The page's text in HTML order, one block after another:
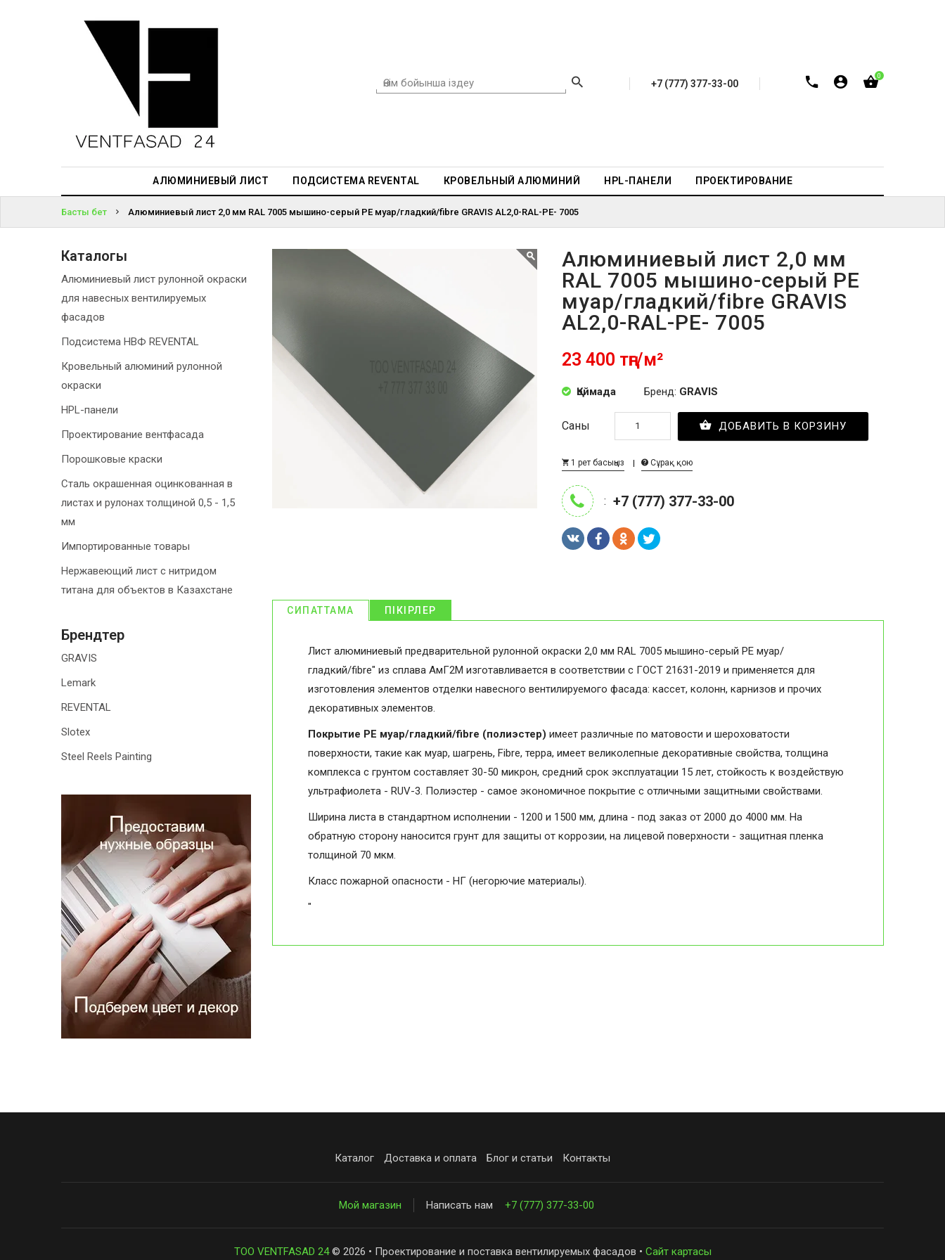
+7 (777) 377-33-00
0
АЛЮМИНИЕВЫЙ ЛИСТ ПОДСИСТЕМА REVENTAL КРОВЕЛЬНЫЙ АЛЮМИНИЙ HPL-ПАНЕЛИ ПРОЕКТИРОВАНИЕ
АЛЮМИНИЕВЫЙ
ПРОЕКТИРОВАНИЕ
КІРІҢІЗ
ПАРОЛЬДІ
БА?
Басты бет Алюминиевый лист 2,0 мм RAL 7005 мышино-серый PE муар/гладкий/fibre GRAVIS AL2,0-RAL-PE- 7005
Алюминиевый лист 2,0 мм
RAL 7005 мышино-серый PE
муар/гладкий/fibre GRAVIS
AL2,0-RAL-PE- 7005
23 400 тңг/м²
Қоймада Бренд: GRAVIS
Саны ДОБАВИТЬ В КОРЗИНУ
1 рет басыңыз Сұрақ қою
: +7 (777) 377-33-00
СИПАТТАМА ПІКІРЛЕР
Лист алюминиевый предварительной рулонной окраски 2,0 мм RAL 7005 мышино-серый PE муар/
гладкий/fibre" из сплава АмГ2М изготавливается в соответствии с ГОСТ 21631-2019 и применяется для
изготовления элементов отделки навесного вентилируемого фасада: кассет, колонн, карнизов и прочих
декоративных элементов.
Покрытие PE муар/гладкий/fibre (полиэстер) имеет различные по матовости и шероховатости
поверхности, такие как муар, шагрень, Fibrе, терра, имеет великолепные декоративные свойства, толщина
комплекса с грунтом составляет 30-50 микрон, средний срок эксплуатации 15 лет, стойкость к воздействую
ультрафиолета - RUV-3. Полиэстер - самое экономичное покрытие с отличными защитными свойствами.
Ширина листа в стандартном исполнении - 1200 и 1500 мм, длина - под заказ от 2000 до 4000 мм. На
обратную сторону наносится грунт для защиты от коррозии, на лицевой поверхности - защитная пленка
толщиной 70 мкм.
Класс пожарной опасности - НГ (негорючие материалы).
"
Каталогы
Алюминиевый лист рулонной окраски
для навесных вентилируемых
фасадов
Подсистема НВФ REVENTAL
Кровельный алюминий рулонной
окраски
HPL-панели
Проектирование вентфасада
Порошковые краски
Сталь окрашенная оцинкованная в
листах и рулонах толщиной 0,5 - 1,5
мм
Импортированные товары
Нержавеющий лист с нитридом
титана для объектов в Казахстане
Брендтер
GRAVIS
Lemark
REVENTAL
Slotex
Steel Reels Painting
Каталог Доставка и оплата Блог и статьи Контакты
Мой магазин Написать нам +7 (777) 377-33-00
ТОО VENTFASAD 24© 2026 • Проектирование и поставка вентилируемых фасадов • Сайт картасы